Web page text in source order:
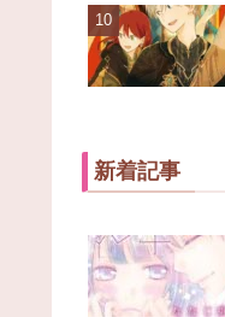
新着記事